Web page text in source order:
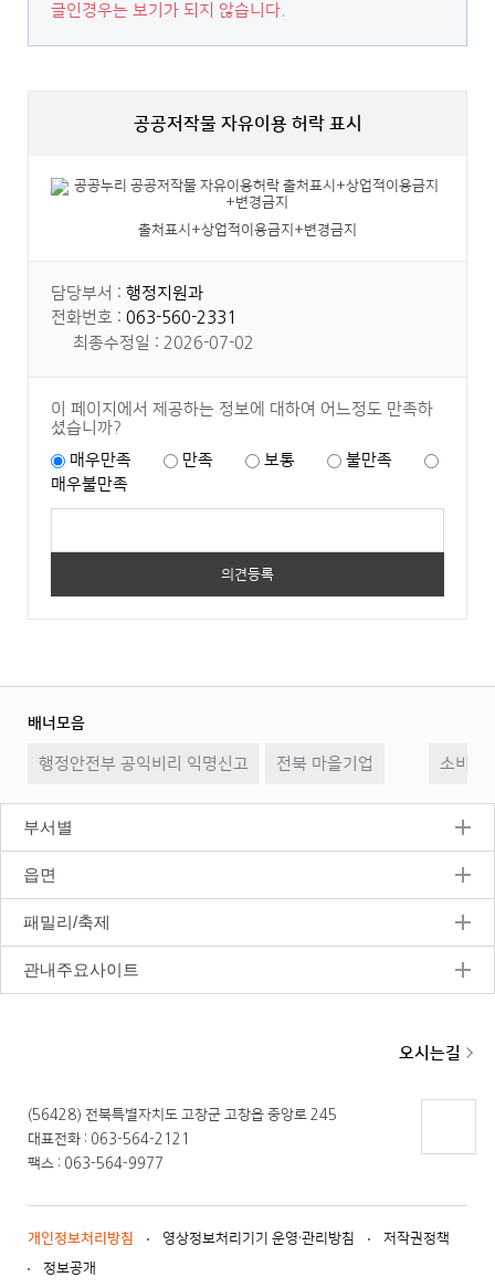
글인경우는 보기가 되지 않습니다.
공공저작물 자유이용 허락 표시
출처표시+상업적이용금지+변경금지
담당부서 : 행정지원과
전화번호 : 063-560-2331
최종수정일 : 2026-07-02
이 페이지에서 제공하는 정보에 대하여 어느정도 만족하
셨습니까?
매우만족
만족 보통
불만족
매우불만족
배너모음
시
지
음
행정안전부 공익비리 익명신고 전북 마을기업 소비자
부서별
읍면
패밀리/축제
관내주요사이트
(56428) 전북특별자치도 고창군 고창읍 중앙로 245
대표전화 : 063-564-2121
팩스 : 063-564-9977
개인정보처리방침 영상정보처리기기 운영·관리방침
저작권정책
정보공개
오시는길